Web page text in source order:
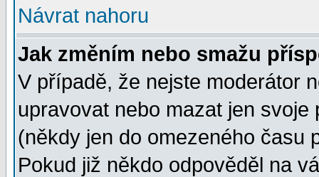
Návrat nahoru
Jak změním nebo smažu
V případě, že nejste moderátor
upravovat nebo mazat jen
(někdy jen do omezeného
Pokud již někdo odpověděl na